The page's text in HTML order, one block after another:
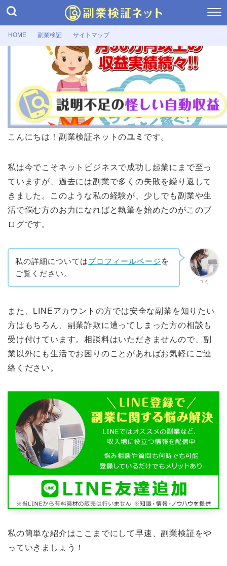
HOME 副業検証 サイトマップ
【副業検証】モバカフェ(Moba Cafe)
の仕事内容・口コミ・評判を総ざらい
2026年6月3日
こんにちは！副業検証ネットのユミ です。
私は今でこそネットビジネスで成功し起業にまで至っ
ていますが、過去には副業で多くの失敗を繰り返して
きました。このような私の経験が、少しでも副業や生
活で悩む方のお力になればと執筆を始めたのがこのブ
ログです。
ユミ
私の詳細についてはプロフィールページ を
ご覧ください。
また、LINEアカウントの方では安全な副業を知りたい
方はもちろん、副業詐欺に遭ってしまった方の相談も
受け付けています。相談料はいただきませんので、副
業以外にも生活でお困りのことがあればお気軽にご連
絡ください。
私の簡単な紹介はここまでにして早速、副業検証をや
っていきましょう！